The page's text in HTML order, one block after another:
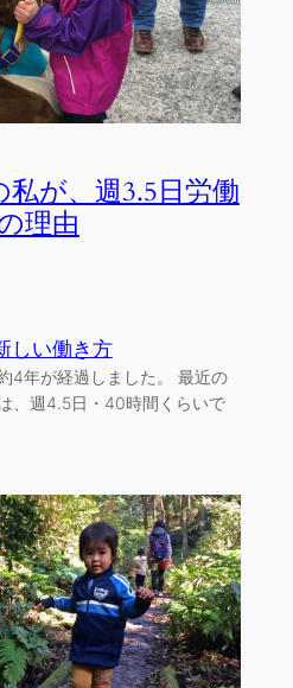
が、週3.5日労働
理由
しい働き方
4年が経過しました。 最近の
、週4.5日・40時間くらいで